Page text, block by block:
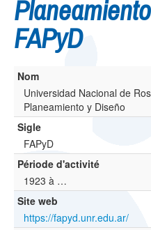
ES
?
FAPyD
Nom
Universidad Nacional de
Planeamiento y Diseño
Sigle
FAPyD
Période d'activité
1923 à …
Site web
https://fapyd.unr.edu.ar/